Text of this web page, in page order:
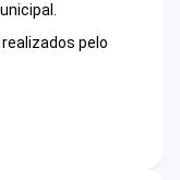
pelo